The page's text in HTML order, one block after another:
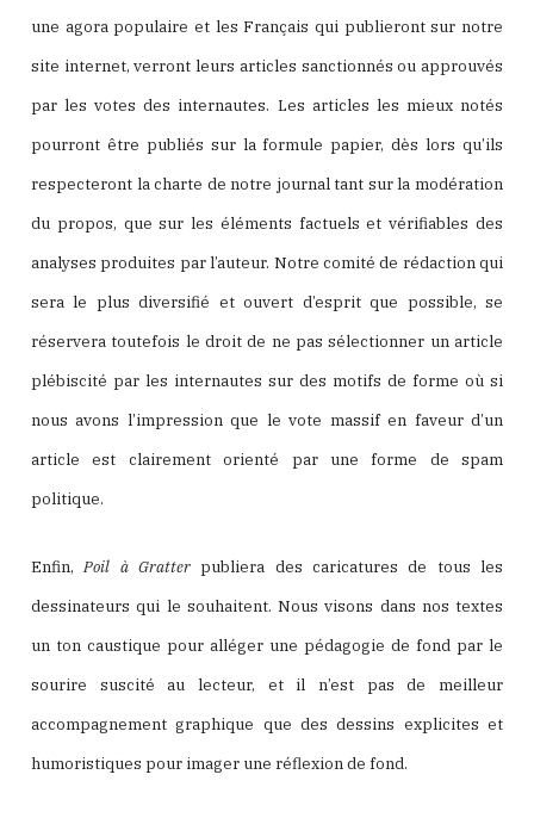
une agora populaire et les Français qui publieront sur notre
site internet, verront leurs articles sanctionnés ou approuvés
par les votes des internautes. Les articles les mieux notés
pourront être publiés sur la formule papier, dès lors qu’ils
respecteront la charte de notre journal tant sur la modération
du propos, que sur les éléments factuels et vérifiables des
analyses produites par l’auteur. Notre comité de rédaction qui
sera le plus diversifié et ouvert d’esprit que possible, se
réservera toutefois le droit de ne pas sélectionner un article
plébiscité par les internautes sur des motifs de forme où si
nous avons l’impression que le vote massif en faveur d’un
article est clairement orienté par une forme de spam
politique.
Enfin,Poil à Gratter publiera des caricatures de tous les
dessinateurs qui le souhaitent. Nous visons dans nos textes
un ton caustique pour alléger une pédagogie de fond par le
sourire suscité au lecteur, et il n’est pas de meilleur
accompagnement graphique que des dessins explicites et
humoristiques pour imager une réflexion de fond.